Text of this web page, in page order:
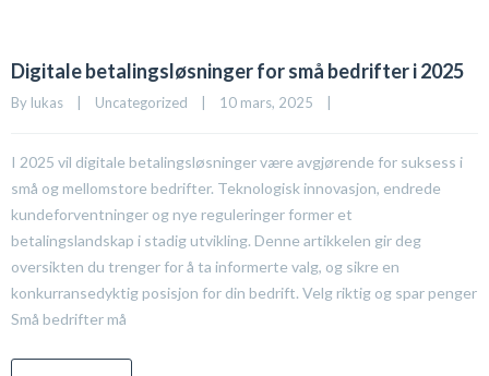
Digitale betalingsløsninger for små bedrifter i 2025
By lukas Uncategorized 10 mars, 2025
I 2025 vil digitale betalingsløsninger være avgjørende for suksess i
små og mellomstore bedrifter. Teknologisk innovasjon, endrede
kundeforventninger og nye reguleringer former et
betalingslandskap i stadig utvikling. Denne artikkelen gir deg
oversikten du trenger for å ta informerte valg, og sikre en
konkurransedyktig posisjon for din bedrift. Velg riktig og spar penger
Små bedrifter må